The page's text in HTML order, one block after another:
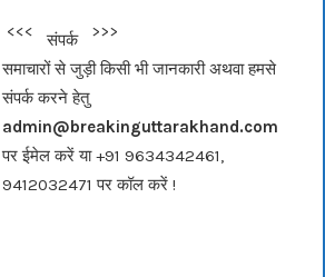
b
o
o
k
<<<
संपर्क
>>>
समाचारों से जुड़ी किसी भी जानकारी अथवा हमसे
संपर्क करने हेतु
admin@breakinguttarakhand.com
पर ईमेल करें या +91 9634342461,
9412032471 पर कॉल करें !